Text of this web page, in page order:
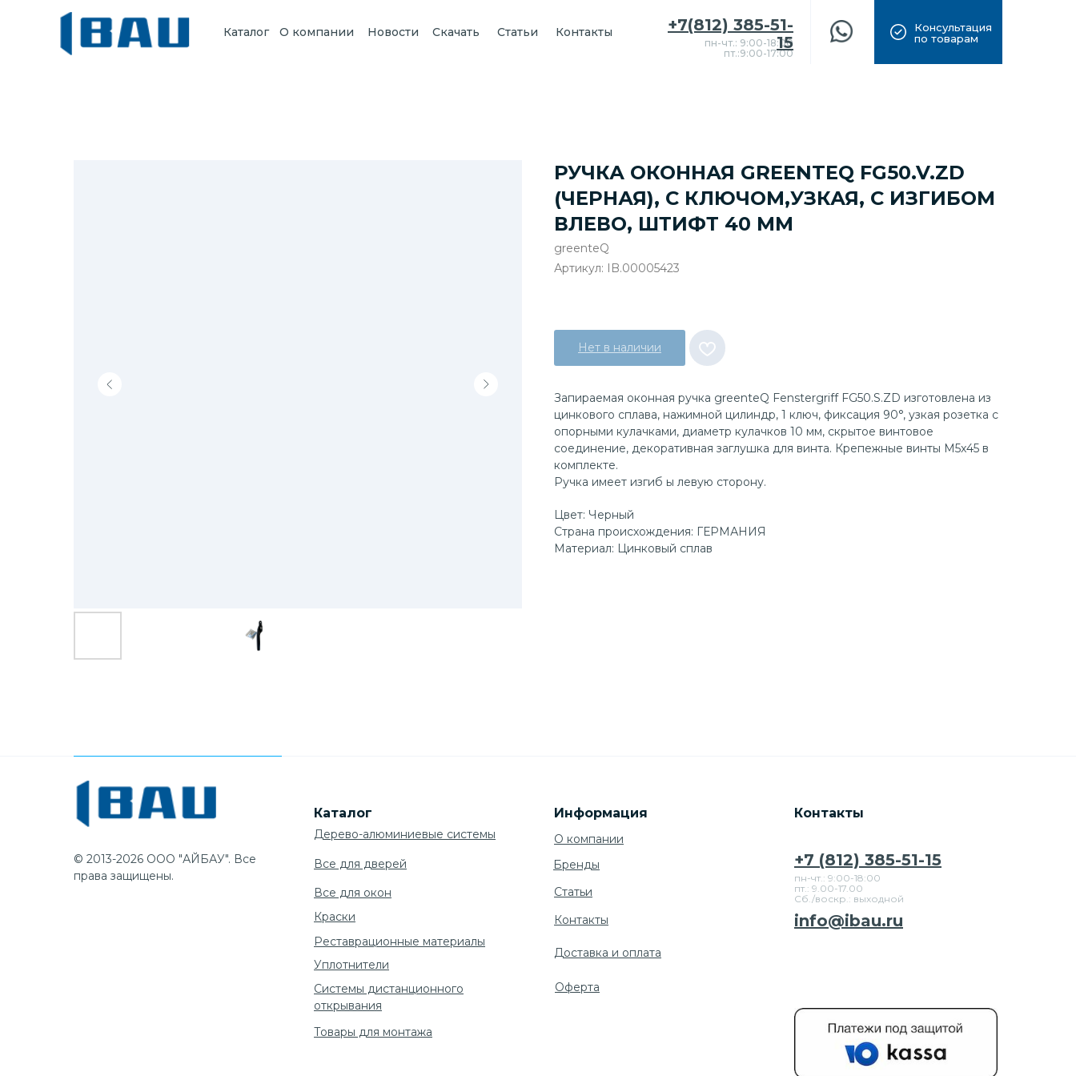
Консультация
по товарам
пн-чт.: 9:00-18:00
пт.:9:00-17:00
+7(812) 385-51-
15
Каталог О компании Новости Статьи Контакты
Скачать
РУЧКА ОКОННАЯ GREENTEQ FG50.V.ZD
(ЧЕРНАЯ), С КЛЮЧОМ,УЗКАЯ, С ИЗГИБОМ
ВЛЕВО, ШТИФТ 40 ММ
greenteQ
Артикул: IB.00005423
Нет в наличии
Запираемая оконная ручка greenteQ Fenstergriff FG50.S.ZD изготовлена из
цинкового сплава, нажимной цилиндр, 1 ключ, фиксация 90°, узкая розетка с
опорными кулачками, диаметр кулачков 10 мм, скрытое винтовое
соединение, декоративная заглушка для винта. Крепежные винты M5x45 в
комплекте.
Ручка имеет изгиб ы левую сторону.
Цвет: Черный
Страна происхождения: ГЕРМАНИЯ
Материал: Цинковый сплав
+7 (812) 385-51-15
пн-чт.: 9:00-18:00
пт.: 9.00-17.00
Сб./воскр.: выходной
Каталог Информация Контакты
Дерево-алюминиевые системы
Все для дверей
Все для окон
Товары для монтажа
Реставрационные материалы
Уплотнители
info@ibau.ru
© 2013-2026 ООО "АЙБАУ". Все
права защищены.
О компании
Cтатьи
Контакты
Доставка и оплата
Оферта
Системы дистанционного
открывания
Краски
Бренды